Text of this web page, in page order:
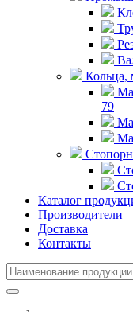
Кольца,
79
Каталог
Производители
Доставка
Контакты